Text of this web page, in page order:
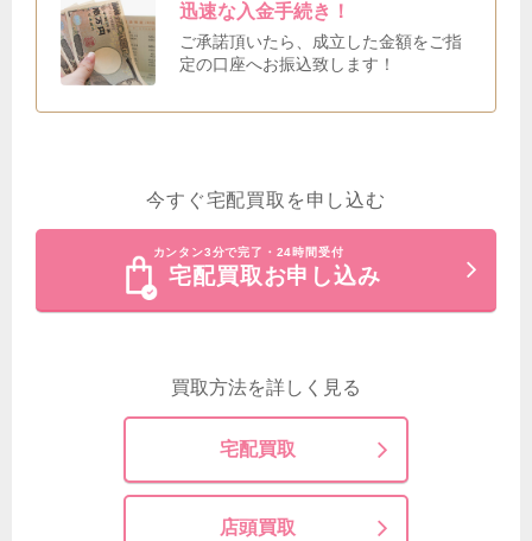
迅速な入金手続き！
ご承諾頂いたら、成立した金額をご指
定の口座へお振込致します！
今すぐ宅配買取を申し込む
カンタン3分で完了・24時間受付
宅配買取お申し込み
買取方法を詳しく見る
宅配買取
店頭買取